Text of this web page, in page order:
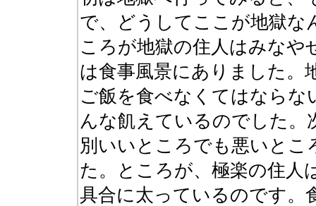
で、どうしてここが地獄な
ころが地獄の住人はみなや
は食事風景にありました。
ご飯を食べなくてはなら
んな飢えているのでした。
別いいところでも悪いと
た。ところが、極楽の住人
具合に太っているのです。